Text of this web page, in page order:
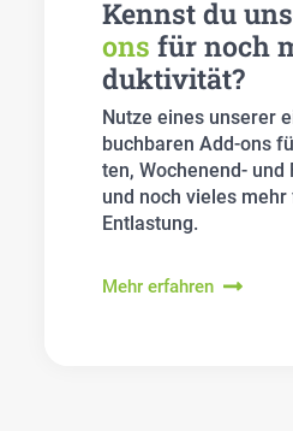
Kennst du
ons für noch
duk­ti­vi­tät?
Nut­ze eines unse­rer
buch­ba­ren Add-ons
ten, Wochen­end-
und noch vie­les
Ent­las­tung.
Mehr erfahren